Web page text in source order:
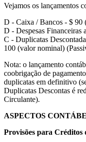
Vejamos os lançamentos
D - Caixa / Bancos - $ 90
D - Despesas Financeiras
C - Duplicatas
100 (valor nominal)
Nota: o lançamento
coobrigação de
duplicatas em definitivo
Duplicatas Descontas é
Circulante).
ASPECTOS
Provisões para